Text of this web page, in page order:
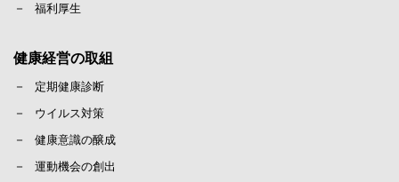
福利厚生
健康経営の取組
定期健康診断
ウイルス対策
健康意識の醸成
運動機会の創出